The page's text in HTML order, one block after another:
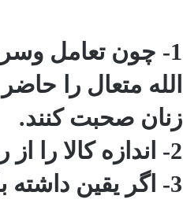
1- چون تعامل
الله متعال را
زنان صحبت كنند.
2- اندازه كالا را از روي كالا بگيرند ني از جسم وجان خانمها .
3- اگر يقين